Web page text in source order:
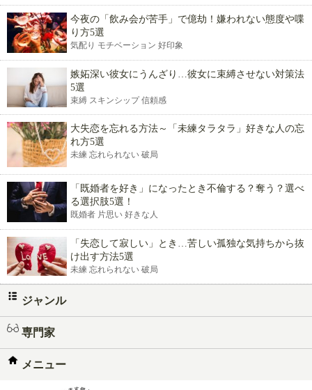
今夜の「飲み会が苦手」で億劫！嫌われない態度や喋
り方5選
気配り モチベーション 好印象
嫉妬深い彼女にうんざり…彼女に束縛させない対策法
5選
束縛 スキンシップ 信頼感
大失恋を忘れる方法～「未練タラタラ」好きな人の忘
れ方5選
未練 忘れられない 破局
「既婚者を好き」になったとき不倫する？奪う？選べ
る選択肢5選！
既婚者 片思い 好きな人
「失恋して寂しい」とき…苦しい孤独な気持ちから抜
け出す方法5選
未練 忘れられない 破局
ジャンル
専門家
メニュー